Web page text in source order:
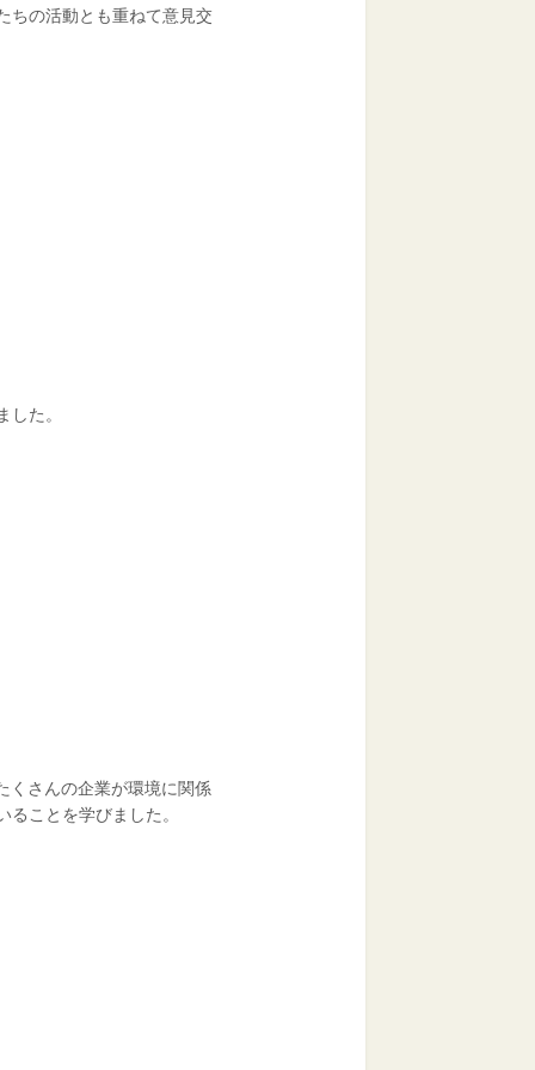
ちの活動とも重ねて意見交
た。
くさんの企業が環境に関係
ことを学びました。